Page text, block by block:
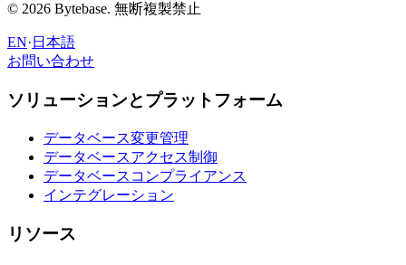
© 2026 Bytebase. 無断複製禁止
EN· 日本語
お問い合わせ
ソリューションとプラットフォーム
データベース変更管理
データベースアクセス制御
データベースコンプライアンス
インテグレーション
リソース